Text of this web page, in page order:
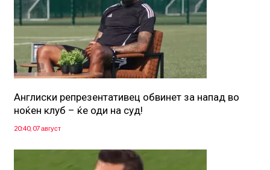
Англиски репрезентативец обвинет за напад во
ноќен клуб – ќе оди на суд!
20:40, 07 август